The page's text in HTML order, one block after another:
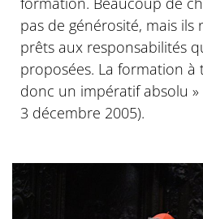
pas de générosité, mais ils
prêts aux responsabilités
proposées. La formation à
donc un impératif absolu »
3 décembre 2005).